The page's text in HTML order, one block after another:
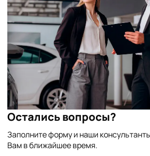
Остались вопросы?
Заполните форму и наши
Вам в ближайшее время.